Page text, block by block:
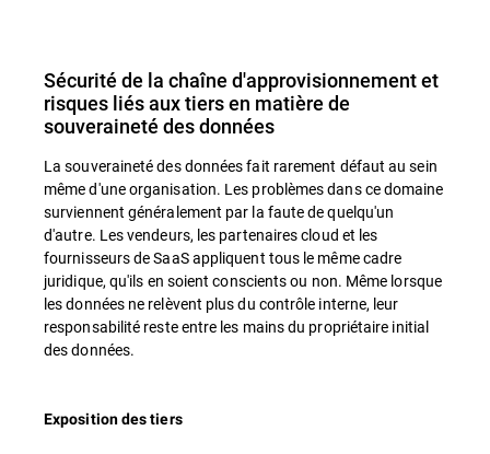
Sécurité de la chaîne d'approvisionnement et
risques liés aux tiers en matière de
souveraineté des données
La souveraineté des données fait rarement défaut au sein
même d'une organisation. Les problèmes dans ce domaine
surviennent généralement par la faute de quelqu'un
d'autre. Les vendeurs, les partenaires cloud et les
fournisseurs de SaaS appliquent tous le même cadre
juridique, qu'ils en soient conscients ou non. Même lorsque
les données ne relèvent plus du contrôle interne, leur
responsabilité reste entre les mains du propriétaire initial
des données.
Exposition des tiers